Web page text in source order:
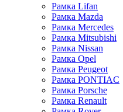
Рамка Lifan
Рамка Mazda
Рамка Mercedes
Рамка Mitsubishi
Рамка Nissan
Рамка Opel
Рамка Peugeot
Рамка PONTIAC
Рамка Porsche
Рамка Renault